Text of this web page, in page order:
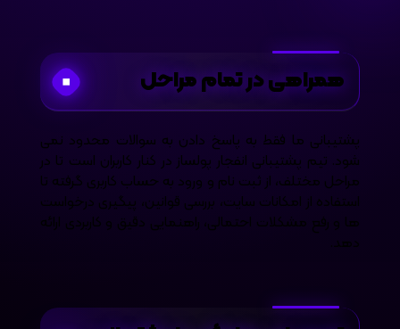
همراهی در تمام مراحل
پشتیبانی ما فقط به پاسخ دادن به سوالات محدود نمی
شود. تیم پشتیبانی انفجار پولساز در کنار کاربران است تا در
مراحل مختلف، از ثبت نام و ورود به حساب کاربری گرفته تا
استفاده از امکانات سایت، بررسی قوانین، پیگیری درخواست
ها و رفع مشکلات احتمالی، راهنمایی دقیق و کاربردی ارائه
دهد.